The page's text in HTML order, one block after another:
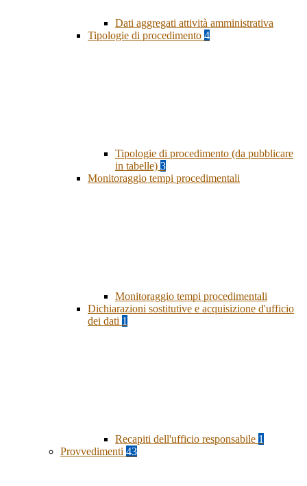
Dati aggregati attività amministrativa
Tipologie di procedimento 4
Tipologie di procedimento (da pubblicare
in tabelle) 3
Monitoraggio tempi procedimentali
Monitoraggio tempi procedimentali
Dichiarazioni sostitutive e acquisizione d'ufficio
dei dati 1
Recapiti dell'ufficio responsabile 1
Provvedimenti 43